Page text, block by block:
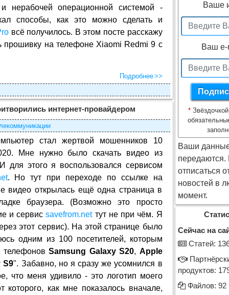
и нерабочей операционной системой -
способы, как это можно сделать и
всё получилось. В этом посте расскажу
прошивку на телефоне Xiaomi Redmi 9 с
Подробнее
интернет-провайдером
стал жертвой мошенников 10
Мне нужно было скачать видео из
для этого я воспользовался сервисом
. Но тут при переходе по ссылке на
видео открылась ещё одна страница в
браузера. (Возможно это просто
и сервисsavefrom.netтут не при чём. Я
этот сервис). На этой странице было
одним из 100 посетителей, которым
телефонов Samsung Galaxy S20, Apple
S9". Забавно, но я сразу же усомнился в
что меня удивило - это логотип моего
которого, как мне показалось вначале,
Ваше
Ваш e-
*
Ваши
отписаться
новостей в
момент.
Сейчас на
Cтатей:
продуктов:
Файлов: 92